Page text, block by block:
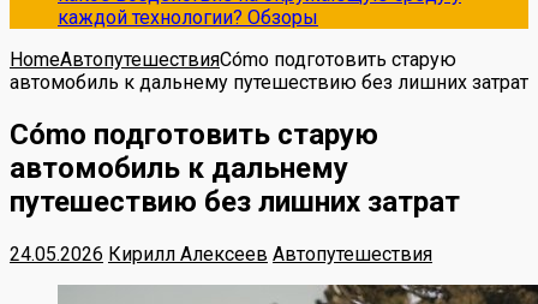
каждой технологии? Обзоры
HomeАвтопутешествияCómo подготовить старую
автомобиль к дальнему путешествию без лишних затрат
Cómo подготовить старую
автомобиль к дальнему
путешествию без лишних затрат
24.05.2026 Кирилл Алексеев Автопутешествия